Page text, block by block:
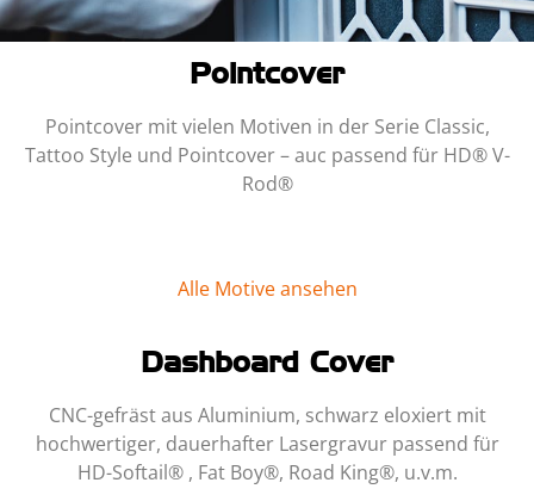
Pointcover
Pointcover mit vielen Motiven in der Serie Classic,
Tattoo Style und Pointcover – auc passend für HD®V-
Rod®
Alle Motive ansehen
Dashboard Cover
CNC-gefräst aus Aluminium, schwarz eloxiert mit
hochwertiger, dauerhafter Lasergravur passend für
HD-Softail® , Fat Boy®, Road King®, u.v.m.